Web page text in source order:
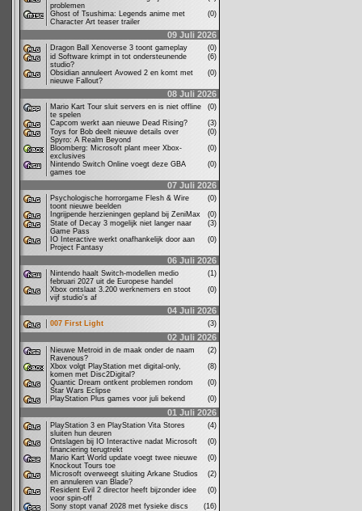
problemen
Ghost of Tsushima: Legends anime met
Character Art teaser trailer
(0)
09 Juli 2026
Dragon Ball Xenoverse 3 toont gameplay
(0)
id Software krimpt in tot ondersteunende
studio?
(6)
Obsidian annuleert Avowed 2 en komt met
nieuwe Fallout?
(0)
08 Juli 2026
Mario Kart Tour sluit servers en is niet offline
te spelen
(0)
Capcom werkt aan nieuwe Dead Rising?
(3)
Toys for Bob deelt nieuwe details over
Spyro: A Realm Beyond
(0)
Bloomberg: Microsoft plant meer Xbox-
exclusives
(0)
Nintendo Switch Online voegt deze GBA
games toe
(0)
07 Juli 2026
Psychologische horrorgame Flesh & Wire
toont nieuwe beelden
(0)
Ingrijpende herzieningen gepland bij ZeniMax
(0)
State of Decay 3 mogelijk niet langer naar
Game Pass
(3)
IO Interactive werkt onafhankelijk door aan
Project Fantasy
(0)
06 Juli 2026
Nintendo haalt Switch-modellen medio
februari 2027 uit de Europese handel
(1)
Xbox ontslaat 3.200 werknemers en stoot
vijf studio's af
(0)
04 Juli 2026
007 First Light (3)
02 Juli 2026
Nieuwe Metroid in de maak onder de naam
Ravenous?
(2)
Xbox volgt PlayStation met digital-only,
komen met Disc2Digital?
(8)
Quantic Dream ontkent problemen rondom
Star Wars Eclipse
(0)
PlayStation Plus games voor juli bekend
(0)
01 Juli 2026
PlayStation 3 en PlayStation Vita Stores
sluiten hun deuren
(4)
Ontslagen bij IO Interactive nadat Microsoft
financiering terugtrekt
(0)
Mario Kart World update voegt twee nieuwe
Knockout Tours toe
(0)
Microsoft overweegt sluiting Arkane Studios
en annuleren van Blade?
(2)
Resident Evil 2 director heeft bijzonder idee
voor spin-off
(0)
Sony stopt vanaf 2028 met fysieke discs
(16)